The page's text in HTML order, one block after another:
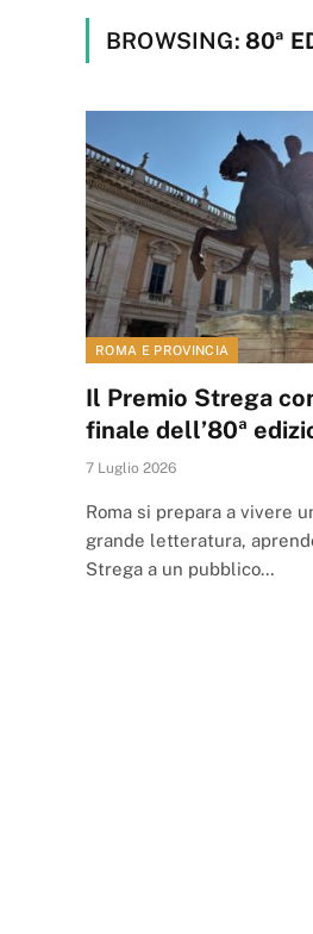
BROWSING: 80ª
ROMA E PROVINCIA
Il Premio Strega
finale dell’80ª
7 Luglio 2026
Roma si prepara a vivere
grande letteratura,
Strega a un pubblico…